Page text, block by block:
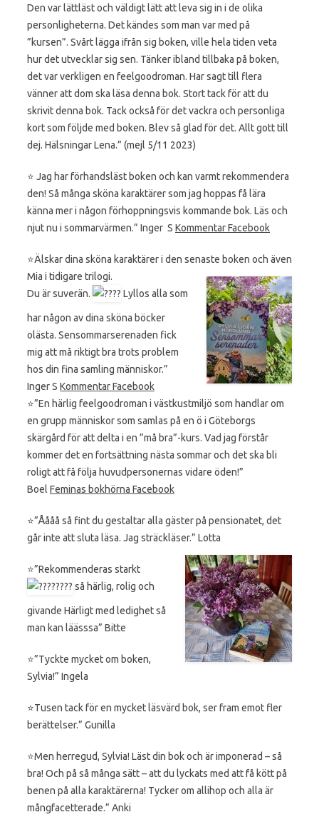
Den var lättläst och väldigt lätt att leva sig in i de olika
personligheterna. Det kändes som man var med på
”kursen”. Svårt lägga ifrån sig boken, ville hela tiden veta
hur det utvecklar sig sen. Tänker ibland tillbaka på boken,
det var verkligen en feelgoodroman. Har sagt till flera
vänner att dom ska läsa denna bok. Stort tack för att du
skrivit denna bok. Tack också för det vackra och personliga
kort som följde med boken. Blev så glad för det. Allt gott till
dej. Hälsningar Lena.” (mejl 5/11 2023)
⭐️ Jag har förhandsläst boken och kan varmt rekommendera
den! Så många sköna karaktärer som jag hoppas få lära
känna mer i någon förhoppningsvis kommande bok. Läs och
njut nu i sommarvärmen.” Inger S Kommentar Facebook
⭐️Älskar dina sköna karaktärer i den senaste boken och även
Mia i tidigare trilogi.
Du är suverän.
Lyllos alla som
har någon av dina sköna böcker
olästa. Sensommarserenaden fick
mig att må riktigt bra trots problem
hos din fina samling människor.”
Inger S Kommentar Facebook
⭐️”En härlig feelgoodroman i västkustmiljö som handlar om
en grupp människor som samlas på en ö i Göteborgs
skärgård för att delta i en ”må bra”-kurs. Vad jag förstår
kommer det en fortsättning nästa sommar och det ska bli
roligt att få följa huvudpersonernas vidare öden!”
Boel Feminas bokhörna Facebook
⭐️”Åååå så fint du gestaltar alla gäster på pensionatet, det
går inte att sluta läsa. Jag sträckläser.” Lotta
⭐️”Rekommenderas starkt
så härlig, rolig och
givande Härligt med ledighet så
man kan läässsa” Bitte
⭐️”Tyckte mycket om boken,
Sylvia!” Ingela
⭐️Tusen tack för en mycket läsvärd bok, ser fram emot fler
berättelser.” Gunilla
⭐️Men herregud, Sylvia! Läst din bok och är imponerad – så
bra! Och på så många sätt – att du lyckats med att få kött på
benen på alla karaktärerna! Tycker om allihop och alla är
mångfacetterade.” Anki